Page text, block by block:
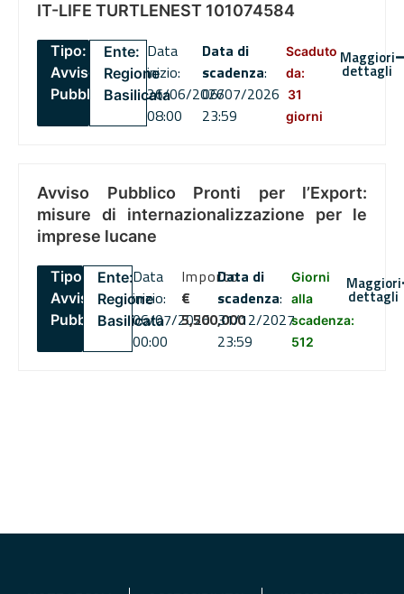
IT-LIFE TURTLENEST 101074584
Tipo:
Avviso
Pubblico
Ente:
Regione
Basilicata
Data
inizio:
26/06/2026
08:00
Data di
scadenza:
06/07/2026
23:59
Scaduto
da:
31
giorni
Maggiori
dettagli
Avviso Pubblico Pronti per l’Export:
misure di internazionalizzazione per le
imprese lucane
Tipo:
Avviso
Pubblico
Ente:
Regione
Basilicata
Data
inizio:
06/07/2026
00:00
Importo
€
5,500,000
Data di
scadenza:
31/12/2027
23:59
Giorni
alla
scadenza:
512
Maggiori
dettagli